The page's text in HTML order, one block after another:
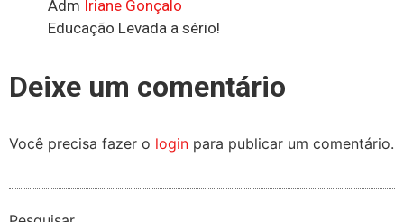
Adm Iriane Gonçalo
Educação Levada a sério!
Deixe um comentário
Você precisa fazer o login para publicar um comentário.